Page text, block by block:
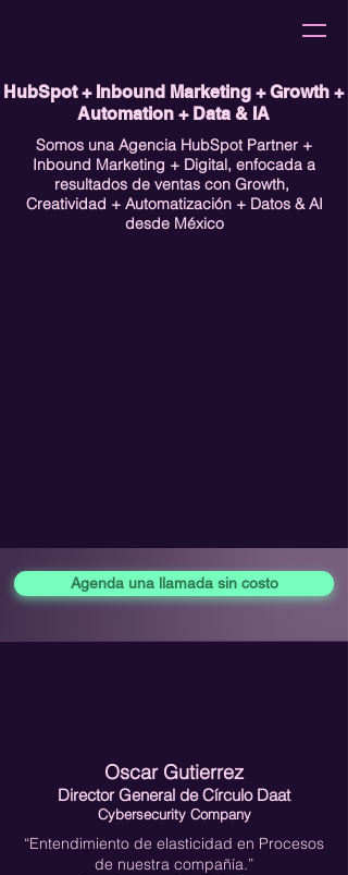
HubSpot + Inbound Marketing + Growth +
Automation + Data & IA
Somos una Agencia HubSpot Partner +
Inbound Marketing + Digital, enfocada a
resultados de ventas con Growth,
Creatividad + Automatización + Datos & AI
desde México
Agenda una llamada sin costo
Oscar Gutierrez
Director General deCírculo Daat
Cybersecurity Company
“Entendimiento de elasticidad en Procesos
de nuestra compañía.”